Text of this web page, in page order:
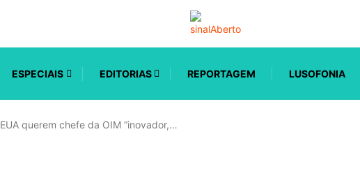
ESPECIAIS EDITORIAS REPORTAGEM LUSOFONIA
EUA querem chefe da OIM “inovador,…